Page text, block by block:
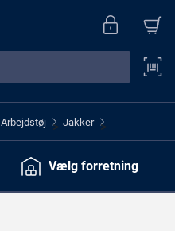
Arbejdstøj > Jakker >
Vælg forretning